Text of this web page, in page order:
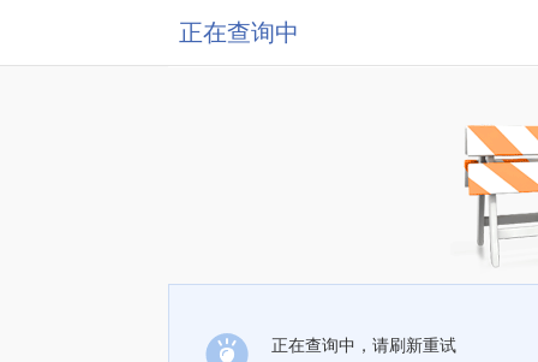
正在查询中
正在查询中，请刷新重试